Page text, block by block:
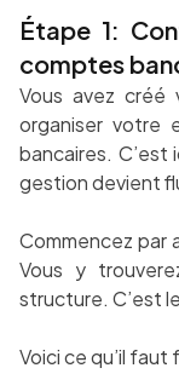
Étape 1:
comptes
Vous avez créé
organiser votre
bancaires.
gestion devient
Commencez par
Vous y
structure. C’est
Voici ce qu’il faut